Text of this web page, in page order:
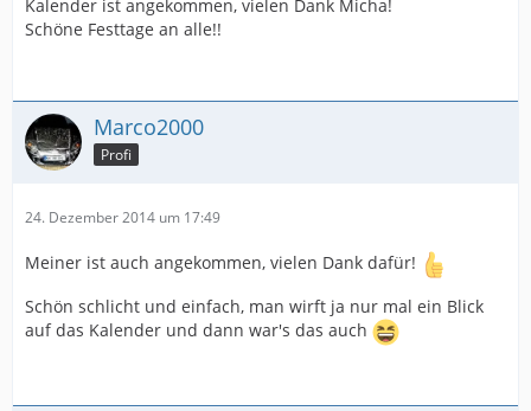
Kalender ist angekommen, vielen Dank Micha!
Schöne Festtage an alle!!
Marco2000
Profi
24. Dezember 2014 um 17:49
Meiner ist auch angekommen, vielen Dank dafür!
Schön schlicht und einfach, man wirft ja nur mal ein Blick
auf das Kalender und dann war's das auch